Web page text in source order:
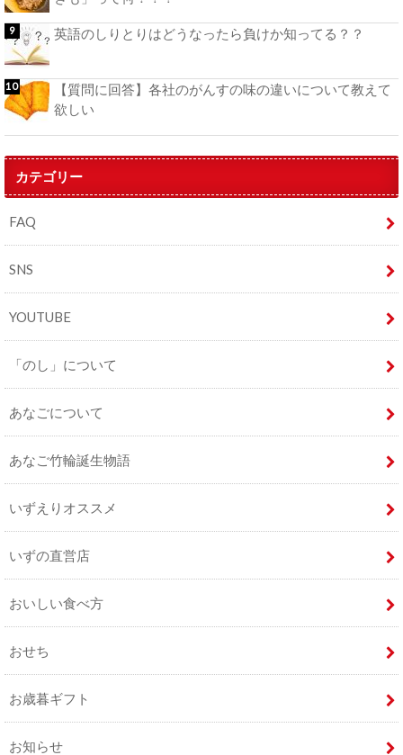
英語のしりとりはどうなったら負けか知ってる？？
【質問に回答】各社のがんすの味の違いについて教えて
欲しい
カテゴリー
FAQ
SNS
YOUTUBE
「のし」について
あなごについて
あなご竹輪誕生物語
いずえりオススメ
いずの直営店
おいしい食べ方
おせち
お歳暮ギフト
お知らせ